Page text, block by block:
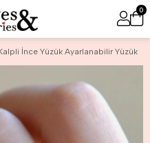
0
İnce Yüzük Ayarlanabilir Yüzük